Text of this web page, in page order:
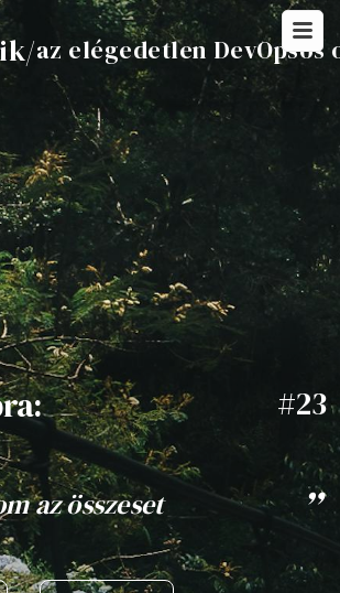
/az elégedetlen DevOpsos
#23
az összeset